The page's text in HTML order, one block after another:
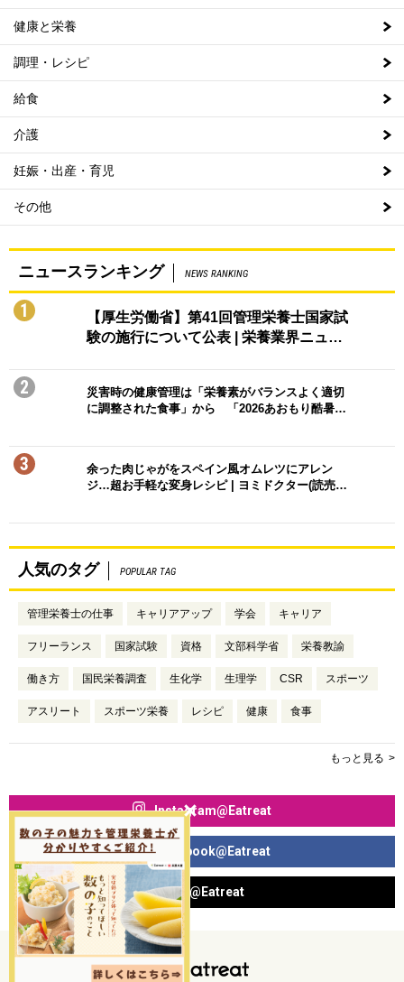
健康と栄養
調理・レシピ
給食
介護
妊娠・出産・育児
その他
ニュースランキング NEWS RANKING
1
【厚生労働省】第41回管理栄養士国家試
験の施行について公表 | 栄養業界ニュ…
2
災害時の健康管理は「栄養素がバランスよく適切
に調整された食事」から 「2026あおもり酷暑…
3
余った肉じゃがをスペイン風オムレツにアレン
ジ…超お手軽な変身レシピ | ヨミドクター(読売…
人気のタグ POPULAR TAG
管理栄養士の仕事 キャリアアップ 学会 キャリア
フリーランス 国家試験 資格 文部科学省 栄養教諭
働き方 国民栄養調査 生化学 生理学 CSR スポーツ
アスリート スポーツ栄養 レシピ 健康 食事
もっと見る
Instagram@Eatreat
Facebook@Eatreat
X@Eatreat